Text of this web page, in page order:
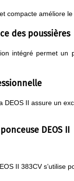
compacte améliore
des poussières
intégré permet
DEOS II assure un
DEOS II
II 383CV s’utilise